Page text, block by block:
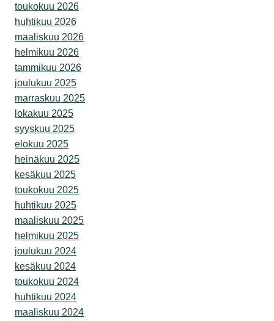
toukokuu 2026
huhtikuu 2026
maaliskuu 2026
helmikuu 2026
tammikuu 2026
joulukuu 2025
marraskuu 2025
lokakuu 2025
syyskuu 2025
elokuu 2025
heinäkuu 2025
kesäkuu 2025
toukokuu 2025
huhtikuu 2025
maaliskuu 2025
helmikuu 2025
joulukuu 2024
kesäkuu 2024
toukokuu 2024
huhtikuu 2024
maaliskuu 2024